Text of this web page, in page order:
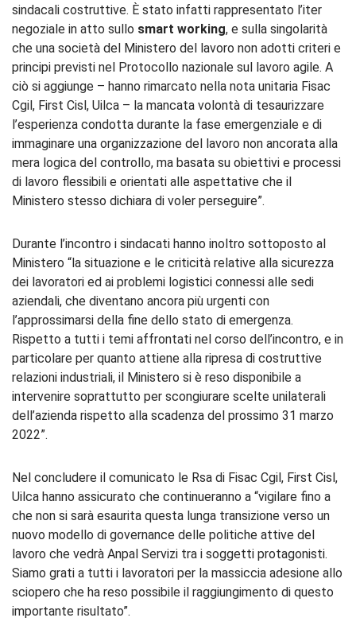
sindacali costruttive. È stato infatti rappresentato l’iter
negoziale in atto sullo smart working, e sulla singolarità
che una società del Ministero del lavoro non adotti criteri e
principi previsti nel Protocollo nazionale sul lavoro agile. A
ciò si aggiunge – hanno rimarcato nella nota unitaria Fisac
Cgil, First Cisl, Uilca – la mancata volontà di tesaurizzare
l’esperienza condotta durante la fase emergenziale e di
immaginare una organizzazione del lavoro non ancorata alla
mera logica del controllo, ma basata su obiettivi e processi
di lavoro flessibili e orientati alle aspettative che il
Ministero stesso dichiara di voler perseguire”.
Durante l’incontro i sindacati hanno inoltro sottoposto al
Ministero “la situazione e le criticità relative alla sicurezza
dei lavoratori ed ai problemi logistici connessi alle sedi
aziendali, che diventano ancora più urgenti con
l’approssimarsi della fine dello stato di emergenza.
Rispetto a tutti i temi affrontati nel corso dell’incontro, e in
particolare per quanto attiene alla ripresa di costruttive
relazioni industriali, il Ministero si è reso disponibile a
intervenire soprattutto per scongiurare scelte unilaterali
dell’azienda rispetto alla scadenza del prossimo 31 marzo
2022”.
Nel concludere il comunicato le Rsa di Fisac Cgil, First Cisl,
Uilca hanno assicurato che continueranno a “vigilare fino a
che non si sarà esaurita questa lunga transizione verso un
nuovo modello di governance delle politiche attive del
lavoro che vedrà Anpal Servizi tra i soggetti protagonisti.
Siamo grati a tutti i lavoratori per la massiccia adesione allo
sciopero che ha reso possibile il raggiungimento di questo
importante risultato”.